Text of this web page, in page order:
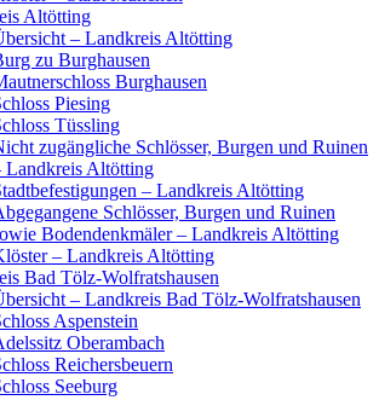
Altötting
– Landkreis Altötting
zu Burghausen
Burghausen
Piesing
Tüssling
zugängliche Schlösser, Burgen und Ruinen
Landkreis Altötting
– Landkreis Altötting
Schlösser, Burgen und Ruinen
Bodendenkmäler – Landkreis Altötting
– Landkreis Altötting
Bad Tölz-Wolfratshausen
– Landkreis Bad Tölz-Wolfratshausen
Aspenstein
Oberambach
Reichersbeuern
Seeburg